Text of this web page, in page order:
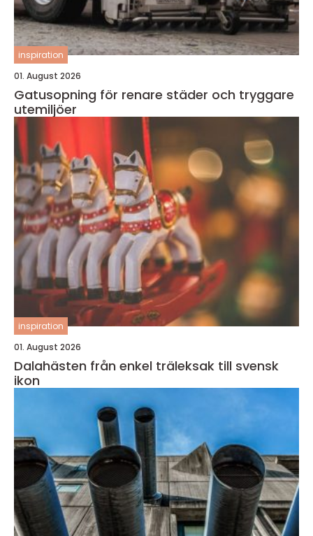
inspiration
01. August 2026
Gatusopning för renare städer och tryggare
utemiljöer
inspiration
01. August 2026
Dalahästen från enkel träleksak till svensk
ikon